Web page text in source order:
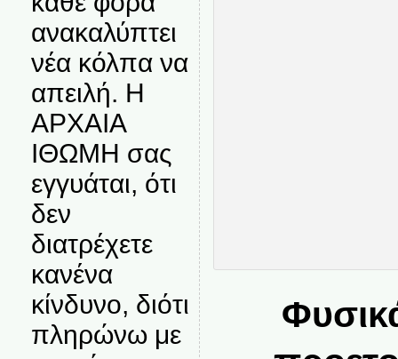
ανακαλύπτει
νέα κόλπα να
απειλή. Η
ΑΡΧΑΙΑ
ΙΘΩΜΗ σας
εγγυάται, ότι
δεν
διατρέχετε
κανένα
κίνδυνο, διότι
πληρώνω με